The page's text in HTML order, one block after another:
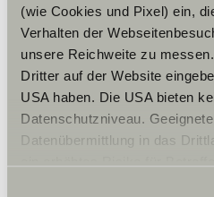
(wie Cookies und Pixel) ein,
Verhalten der
unsere Reichweite zu
Dritter auf der Website
USA haben. Die USA bieten
Datenschutzniveau.
Datenübermittlung in das
Åpningstider
Deres firmas åpningstider
Salgsavdeling:
Mandag – Fredag: